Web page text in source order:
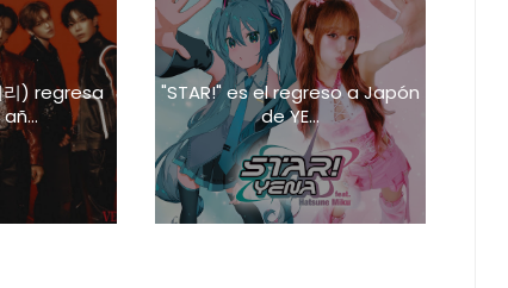
리) regresa
"STAR!" es el regreso a Japón
de YE...